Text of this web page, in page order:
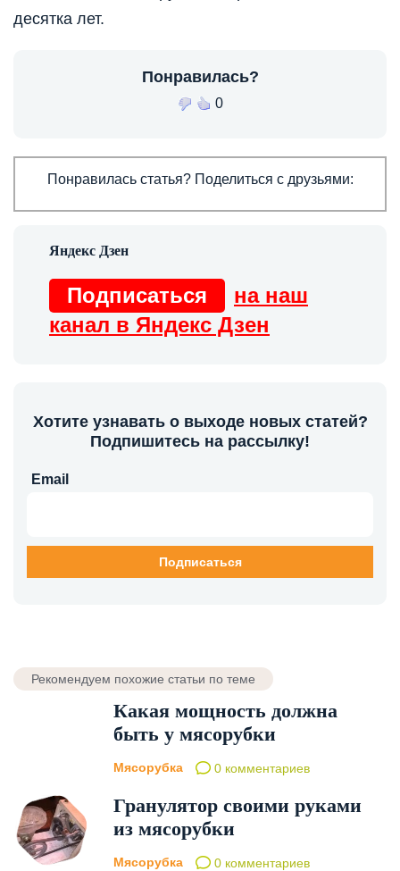
десятка лет.
Понравилась?
0
Понравилась статья? Поделиться с друзьями:
Подписаться
на наш
канал в Яндекс Дзен
Хотите узнавать о выходе новых статей?
Подпишитесь на рассылку!
Email
Рекомендуем похожие статьи по теме
Какая мощность должна
быть у мясорубки
Мясорубка 0 комментариев
Гранулятор своими руками
из мясорубки
Мясорубка 0 комментариев